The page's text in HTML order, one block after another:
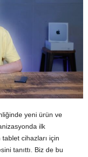
yeni ürün ve
ilk
cihazları için
tanıttı. Biz de bu